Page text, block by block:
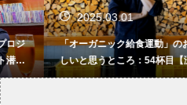
2025.03.01
「オーガニック給食運動」のおか
しいと思うところ：54杯目【渕上
桂樹の“農家BAR Naya”カウンタ